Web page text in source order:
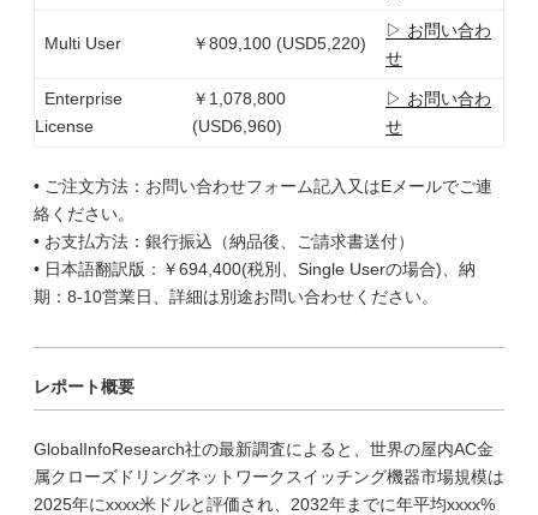
Multi User ￥809,100 (USD5,220)
▷ お問い合わ
せ
Enterprise
License
￥1,078,800
(USD6,960)
▷ お問い合わ
せ
• ご注文方法：お問い合わせフォーム記入又はEメールでご連
絡ください。
• お支払方法：銀行振込（納品後、ご請求書送付）
• 日本語翻訳版：￥694,400(税別、Single Userの場合)、納
期：8-10営業日、詳細は別途お問い合わせください。
レポート概要
GlobalInfoResearch社の最新調査によると、世界の屋内AC金
属クローズドリングネットワークスイッチング機器市場規模は
2025年にxxxx米ドルと評価され、2032年までに年平均xxxx%